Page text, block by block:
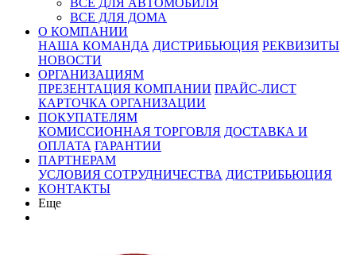
ВСЕ ДЛЯ АВТОМОБИЛЯ
ВСЕ ДЛЯ ДОМА
О КОМПАНИИ
НАША КОМАНДА ДИСТРИБЬЮЦИЯ РЕКВИЗИТЫ
НОВОСТИ
ОРГАНИЗАЦИЯМ
ПРЕЗЕНТАЦИЯ КОМПАНИИ ПРАЙС-ЛИСТ
КАРТОЧКА ОРГАНИЗАЦИИ
ПОКУПАТЕЛЯМ
КОМИССИОННАЯ ТОРГОВЛЯ ДОСТАВКА И
ОПЛАТА ГАРАНТИИ
ПАРТНЕРАМ
УСЛОВИЯ СОТРУДНИЧЕСТВА ДИСТРИБЬЮЦИЯ
КОНТАКТЫ
Еще